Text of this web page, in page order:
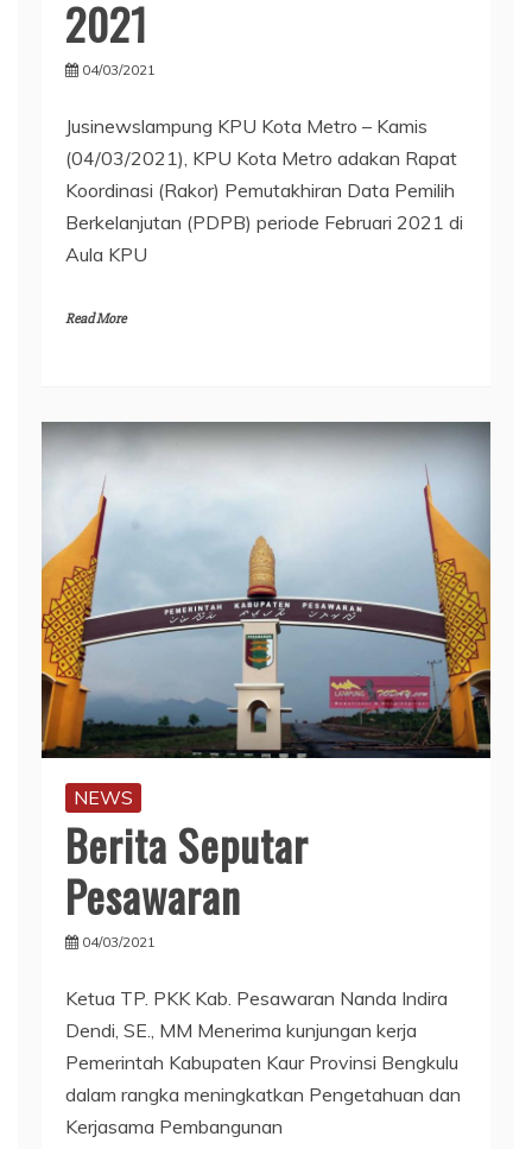
2021
04/03/2021
Jusinewslampung KPU Kota Metro – Kamis
(04/03/2021), KPU Kota Metro adakan Rapat
Koordinasi (Rakor) Pemutakhiran Data Pemilih
Berkelanjutan (PDPB) periode Februari 2021 di
Aula KPU
Read More
NEWS
Berita Seputar
Pesawaran
04/03/2021
Ketua TP. PKK Kab. Pesawaran Nanda Indira
Dendi, SE., MM Menerima kunjungan kerja
Pemerintah Kabupaten Kaur Provinsi Bengkulu
dalam rangka meningkatkan Pengetahuan dan
Kerjasama Pembangunan